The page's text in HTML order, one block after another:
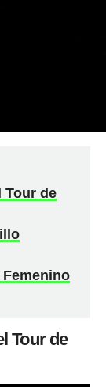
Tour de
Tour de